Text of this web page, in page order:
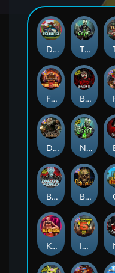
Duck Hunters
Brute Force
Blood & Shadow 2
The Crypt
Beheaded
Nexus The Crypt
Kenneth Must Die
Fire in the Hole 2
Infectious 5 xWays
Dead Canary